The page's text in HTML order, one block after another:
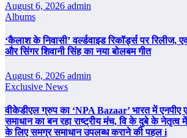
August 6, 2026 admin
Albums
‘कैलाश के निवासी’ वर्ल्डवाइड रिकॉर्ड्स पर रिलीज,
और सिंगर शिवानी सिंह का नया बोलबम गीत
August 6, 2026 admin
Exclusive News
वीकेडीएल ग्रुप का ‘NPA Bazaar’ भारत में एनपीए
समाधान का बन रहा राष्ट्रीय मंच, वि के दुबे के नेतृत्व में
के लिए समग्र समाधान उपलब्ध कराने की पहल i